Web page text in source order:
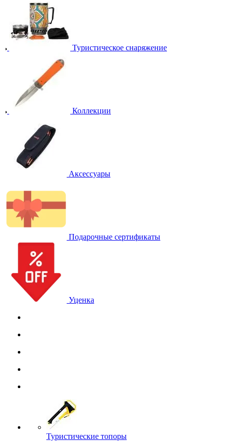
Туристическое снаряжение
Коллекции
Аксессуары
Подарочные сертификаты
Уценка
Туристические топоры